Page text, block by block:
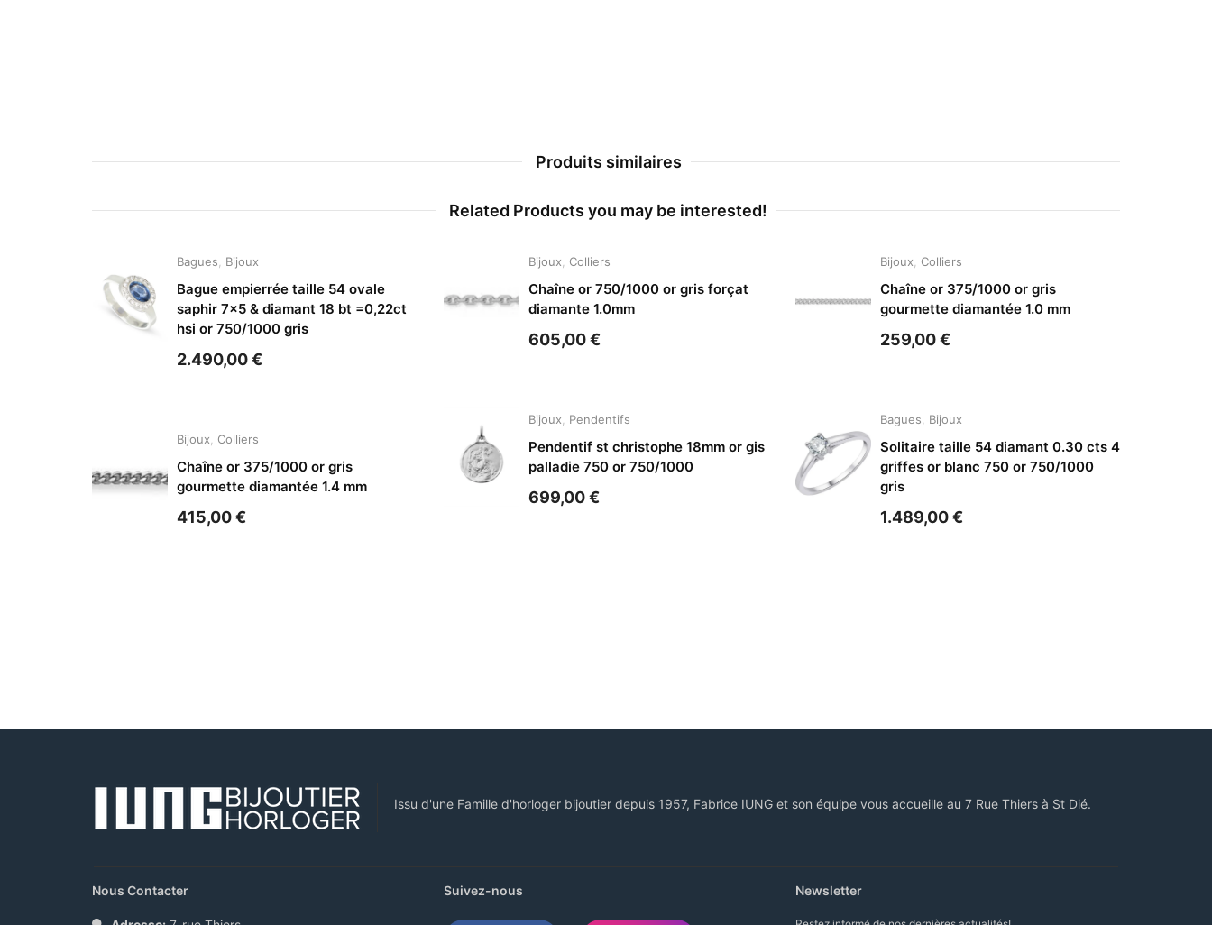
Produits similaires
Related Products you may be interested!
Bagues Bijoux
Bague empierrée taille 54 ovale
saphir 7×5 & diamant 18 bt =0,22ct
hsi or 750/1000 gris
2.490,00€
Bijoux Colliers
Chaîne or 375/1000 or gris
gourmette diamantée 1.4 mm
415,00€
Bijoux Colliers
Chaîne or 750/1000 or gris forçat
diamante 1.0mm
605,00€
Bijoux Pendentifs
Pendentif st christophe 18mm or gis
palladie 750 or 750/1000
699,00€
Bijoux Colliers
Chaîne or 375/1000 or gris
gourmette diamantée 1.0 mm
259,00€
Bagues Bijoux
Solitaire taille 54 diamant 0.30 cts 4
griffes or blanc 750 or 750/1000
gris
1.489,00€
Issu d'une Famille d'horloger bijoutier depuis 1957, Fabrice IUNG et son équipe vous accueille au 7 Rue Thiers à St Dié.
Nous Contacter Suivez-nous Newsletter